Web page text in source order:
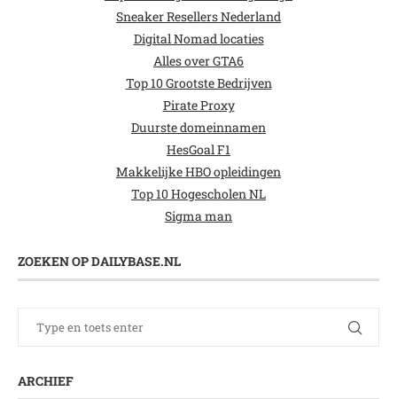
Sneaker Resellers Nederland
Digital Nomad locaties
Alles over GTA6
Top 10 Grootste Bedrijven
Pirate Proxy
Duurste domeinnamen
HesGoal F1
Makkelijke HBO opleidingen
Top 10 Hogescholen NL
Sigma man
ZOEKEN OP DAILYBASE.NL
ARCHIEF